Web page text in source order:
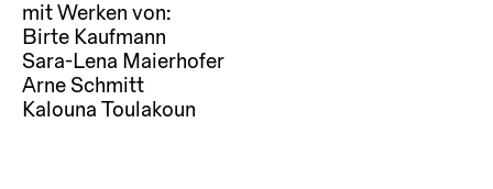
mit Werken von:
Birte Kaufmann
Sara-Lena Maierhofer
Arne Schmitt
Kalouna Toulakoun